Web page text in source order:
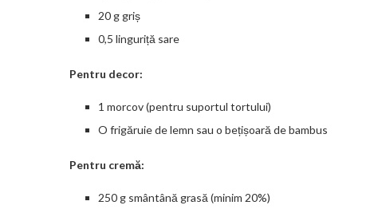
20 g griș
0,5 linguriță sare
Pentru decor:
1 morcov (pentru suportul tortului)
O frigăruie de lemn sau o bețișoară de bambus
Pentru cremă:
250 g smântână grasă (minim 20%)